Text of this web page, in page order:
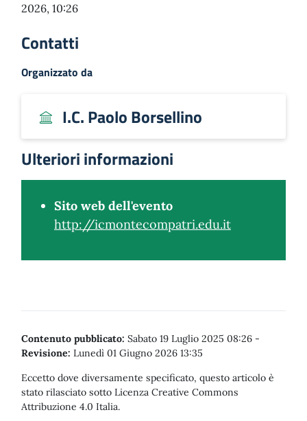
2026, 10:26
Contatti
Organizzato da
I.C. Paolo Borsellino
Ulteriori informazioni
Sito web dell'evento
http://icmontecompatri.edu.it
Contenuto pubblicato: Sabato 19 Luglio 2025 08:26 -
Revisione: Lunedì 01 Giugno 2026 13:35
Eccetto dove diversamente specificato, questo articolo è
stato rilasciato sotto Licenza Creative Commons
Attribuzione 4.0 Italia.